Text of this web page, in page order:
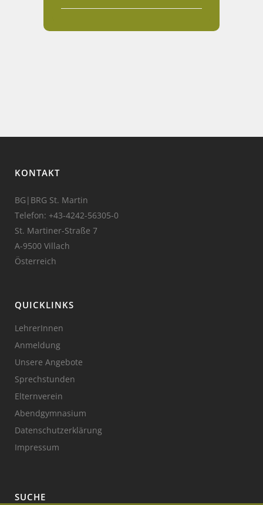
KONTAKT
BG|BRG St. Martin
Telefon: +43-4242-56305-0
St. Martiner-Straße 7
A-9500 Villach
Österreich
QUICKLINKS
LehrerInnen
Anmeldung
Unsere Angebote
Sprechstunden
Elternverein
Abendgymnasium
Datenschutzerklärung
Impressum
SUCHE